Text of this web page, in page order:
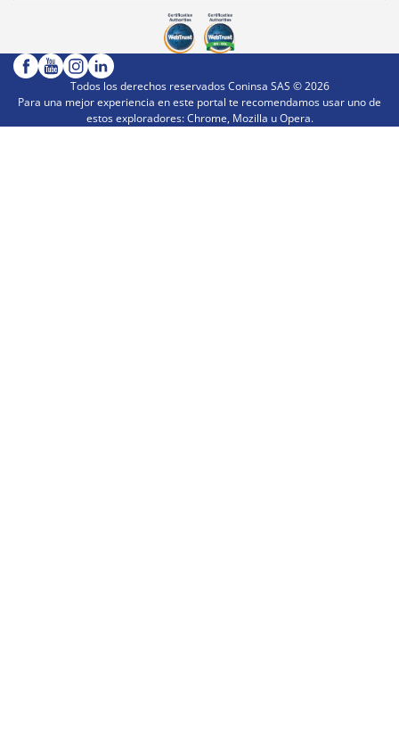
Todos los derechos reservados Coninsa SAS ©2026
Para una mejor experiencia en este portal te recomendamos usar uno de
estos exploradores: Chrome, Mozilla u Opera.